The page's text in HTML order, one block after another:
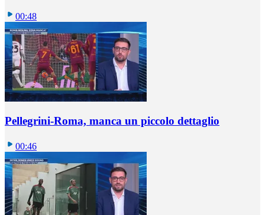
00:48
Pellegrini-Roma, manca un piccolo dettaglio
00:46